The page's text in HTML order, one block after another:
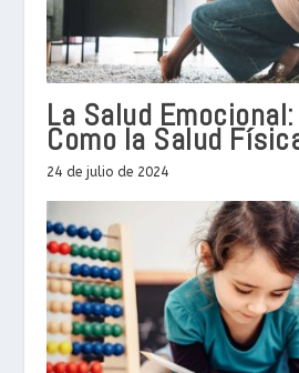
La Salud
Como la Salud
24 de julio de 2024